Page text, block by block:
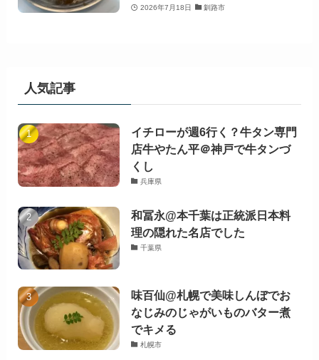
2026年7月18日 釧路市
人気記事
イチローが週6行く？牛タン専門
店牛やたん平＠神戸で牛タンづ
くし
兵庫県
和冨永@本千葉は正統派日本料
理の隠れた名店でした
千葉県
味百仙@札幌で美味しんぼでお
なじみのじゃがいものバター煮
でキメる
札幌市